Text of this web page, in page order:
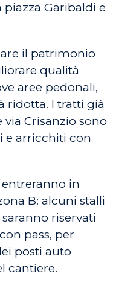
Garibaldi e
il patrimonio
qualità
aree pedonali,
ridotta. I tratti già
Crisanzio sono
e arricchiti con
in
B: alcuni stalli
riservati
pass, per
posti auto
cantiere.